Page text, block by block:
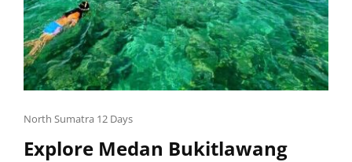
North Sumatra 12 Days
Explore Medan Bukitlawang